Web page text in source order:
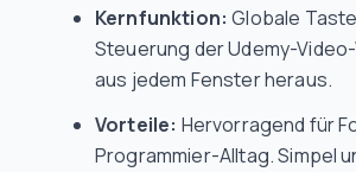
Kernfunktion: Globale
Steuerung der Udemy-
aus jedem Fenster heraus.
Vorteile: Hervorragend für
Programmier-Alltag. Simpel